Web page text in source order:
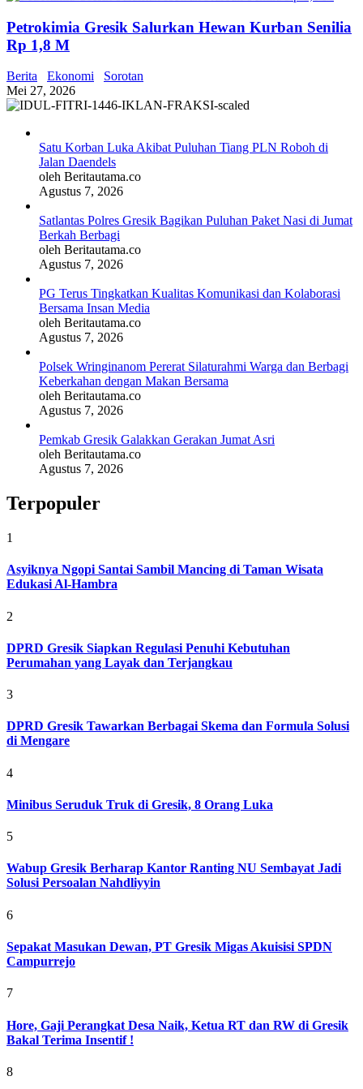
Petrokimia Gresik Salurkan Hewan Kurban Senilia
Rp 1,8 M
Berita Ekonomi
Sorotan
Mei 27, 2026
Satu Korban Luka Akibat Puluhan Tiang PLN Roboh di
Jalan Daendels
oleh Beritautama.co
Agustus 7, 2026
Satlantas Polres Gresik Bagikan Puluhan Paket Nasi di Jumat
Berkah Berbagi
oleh Beritautama.co
Agustus 7, 2026
PG Terus Tingkatkan Kualitas Komunikasi dan Kolaborasi
Bersama Insan Media
oleh Beritautama.co
Agustus 7, 2026
Polsek Wringinanom Pererat Silaturahmi Warga dan Berbagi
Keberkahan dengan Makan Bersama
oleh Beritautama.co
Agustus 7, 2026
Pemkab Gresik Galakkan Gerakan Jumat Asri
oleh Beritautama.co
Agustus 7, 2026
Terpopuler
1
Asyiknya Ngopi Santai Sambil Mancing di Taman Wisata
Edukasi Al-Hambra
2
DPRD Gresik Siapkan Regulasi Penuhi Kebutuhan
Perumahan yang Layak dan Terjangkau
3
DPRD Gresik Tawarkan Berbagai Skema dan Formula Solusi
di Mengare
4
Minibus Seruduk Truk di Gresik, 8 Orang Luka
5
Wabup Gresik Berharap Kantor Ranting NU Sembayat Jadi
Solusi Persoalan Nahdliyyin
6
Sepakat Masukan Dewan, PT Gresik Migas Akuisisi SPDN
Campurrejo
7
Hore, Gaji Perangkat Desa Naik, Ketua RT dan RW di Gresik
Bakal Terima Insentif !
8